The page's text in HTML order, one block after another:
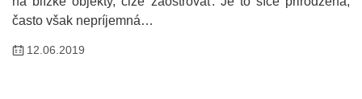
často však nepríjemná…
12.06.2019